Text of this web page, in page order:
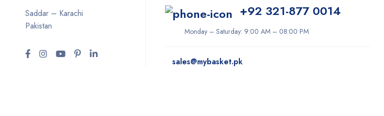
Saddar – Karachi
Pakistan
+92 321-877 0014
Monday – Saturday: 9:00 AM – 08:00 PM
sales@mybasket.pk